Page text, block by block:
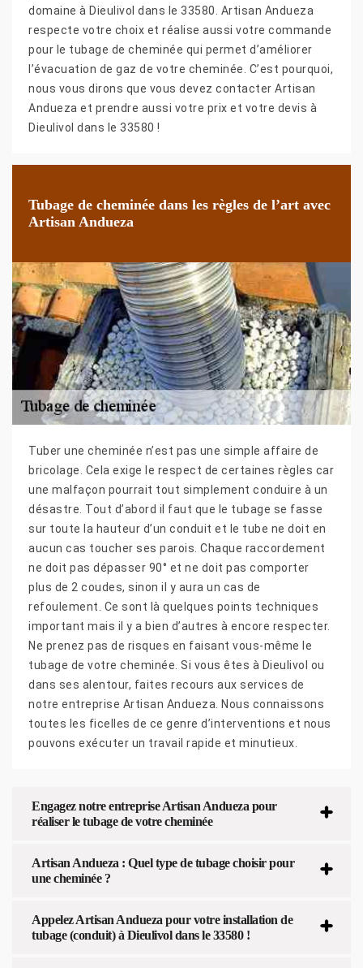
domaine à Dieulivol dans le 33580. Artisan Andueza
respecte votre choix et réalise aussi votre commande
pour le tubage de cheminée qui permet d’améliorer
l’évacuation de gaz de votre cheminée. C’est pourquoi,
nous vous dirons que vous devez contacter Artisan
Andueza et prendre aussi votre prix et votre devis à
Dieulivol dans le 33580 !
Tubage de cheminée dans les règles de l’art avec
Artisan Andueza
Tuber une cheminée n’est pas une simple affaire de
bricolage. Cela exige le respect de certaines règles car
une malfaçon pourrait tout simplement conduire à un
désastre. Tout d’abord il faut que le tubage se fasse
sur toute la hauteur d’un conduit et le tube ne doit en
aucun cas toucher ses parois. Chaque raccordement
ne doit pas dépasser 90° et ne doit pas comporter
plus de 2 coudes, sinon il y aura un cas de
refoulement. Ce sont là quelques points techniques
important mais il y a bien d’autres à encore respecter.
Ne prenez pas de risques en faisant vous-même le
tubage de votre cheminée. Si vous êtes à Dieulivol ou
dans ses alentour, faites recours aux services de
notre entreprise Artisan Andueza. Nous connaissons
toutes les ficelles de ce genre d’interventions et nous
pouvons exécuter un travail rapide et minutieux.
Engagez notre entreprise Artisan Andueza pour
réaliser le tubage de votre cheminée
Artisan Andueza : Quel type de tubage choisir pour
une cheminée ?
Appelez Artisan Andueza pour votre installation de
tubage (conduit) à Dieulivol dans le 33580 !